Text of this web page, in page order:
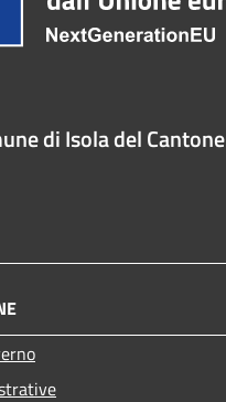
di Isola del Cantone